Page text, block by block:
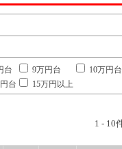
台 9万円台
10万円台
台 15万円以上
1 - 10